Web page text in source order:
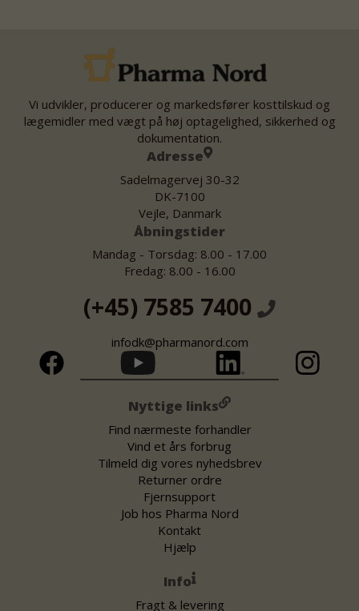
Vi udvikler, producerer og markedsfører kosttilskud og
lægemidler med vægt på høj optagelighed, sikkerhed og
dokumentation.
Adresse
Sadelmagervej 30-32
DK-7100
Vejle, Danmark
Åbningstider
Mandag - Torsdag: 8.00 - 17.00
Fredag: 8.00 - 16.00
(+45) 7585 7400
infodk@pharmanord.com
Nyttige links
Find nærmeste forhandler
Vind et års forbrug
Tilmeld dig vores nyhedsbrev
Returner ordre
Fjernsupport
Job hos Pharma Nord
Kontakt
Hjælp
Info
Fragt & levering